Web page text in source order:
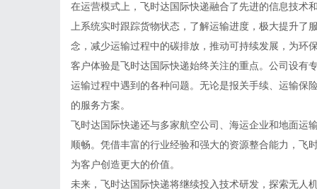
在运营模式上，飞时达国际快递融合了先进的信息技术
上系统实时跟踪货物状态，了解运输进度，极大提升
念，减少运输过程中的碳排放，推动可持续发展，为环
客户体验是飞时达国际快递始终关注的重点。公司设有
运输过程中遇到的各种问题。无论是报关手续、运输保
的服务方案。
飞时达国际快递还与多家航空公司、海运企业和地面运
顺畅。凭借丰富的行业经验和强大的资源整合能力，飞
为客户创造更大的价值。
未来，飞时达国际快递将继续投入技术研发，探索无人